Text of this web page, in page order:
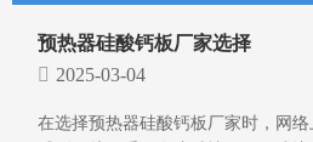
预热器硅酸钙板厂家选择
2025-03-04
在选择预热器硅酸钙板厂家时，网